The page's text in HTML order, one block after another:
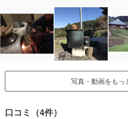
写真・動画をもっ
口コミ（4件）